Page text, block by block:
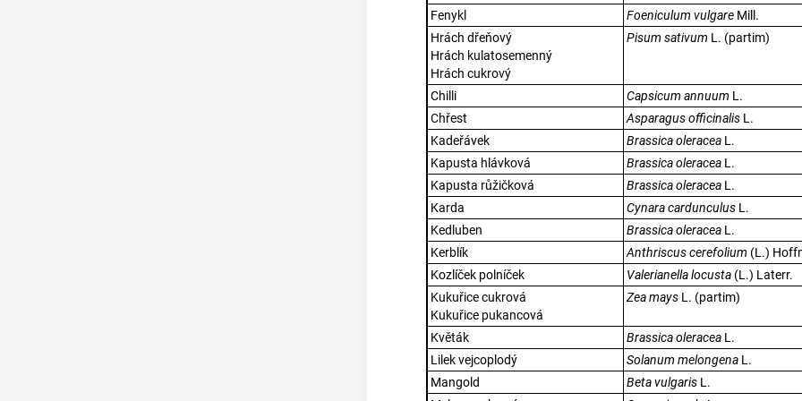
Fenykl
Foeniculum vulgare Mill.
Hrách dřeňový
Hrách kulatosemenný
Hrách cukrový
Pisum sativum L. (partim)
Chilli Capsicum annuum L.
Chřest
Asparagus officinalis L.
Kadeřávek
Brassica oleracea L.
Kapusta hlávková
Brassica oleracea L.
Kapusta růžičková
Brassica oleracea L.
Karda
Cynara cardunculus L.
Kedluben
Brassica oleracea L.
Kerblík
Anthriscus cerefolium (L.)
Kozlíček polníček
Valerianella locusta (L.) Laterr.
Kukuřice cukrová
Kukuřice pukancová
Zea mays L. (partim)
Květák Brassica oleracea L.
Lilek vejcoplodý
Solanum melongena L.
Mangold
Beta vulgaris L.